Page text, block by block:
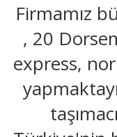
Firmamız
, 20
express,